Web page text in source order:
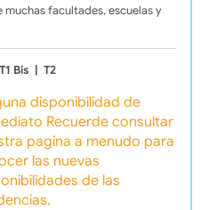
facultades, escuelas y
T1 Bis T2
disponibilidad de
Recuerde consultar
pagina a menudo para
las nuevas
de las